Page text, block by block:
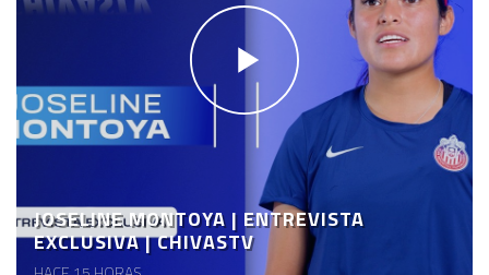
JOSELINE MONTOYA | ENTREVISTA
EXCLUSIVA | CHIVASTV